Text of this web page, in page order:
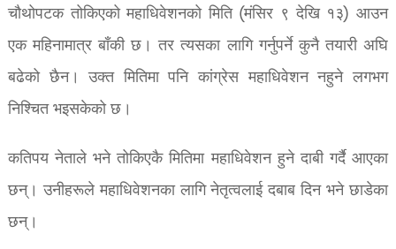
चौथोपटक तोकिएको महाधिवेशनको मिति (मंसिर ९ देखि १३) आउन
एक महिनामात्र बाँकी छ। तर त्यसका लागि गर्नुपर्ने कुनै तयारी अघि
बढेको छैन। उक्त मितिमा पनि कांग्रेस महाधिवेशन नहुने लगभग
निश्चित भइसकेको छ।
कतिपय नेताले भने तोकिएकै मितिमा महाधिवेशन हुने दाबी गर्दै आएका
छन्। उनीहरूले महाधिवेशनका लागि नेतृत्वलाई दबाब दिन भने छाडेका
छन्।